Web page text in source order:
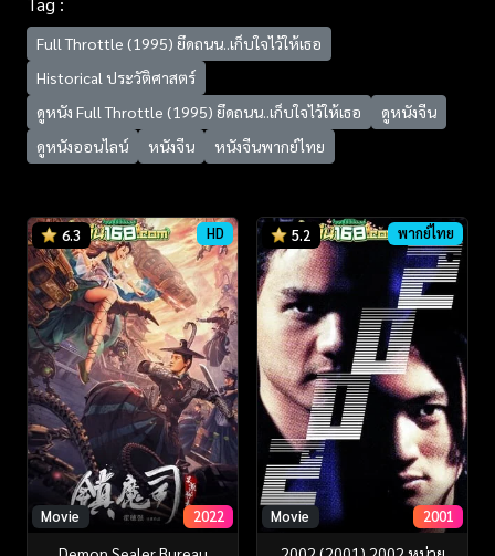
Full Throttle (1995) ยึดถนน..เก็บใจไว้ให้เธอ
Historical ประวัติศาสตร์
ดูหนัง Full Throttle (1995) ยึดถนน..เก็บใจไว้ให้เธอ
ดูหนังจีน
ดูหนังออนไลน์
หนังจีน หนังจีนพากย์ไทย
6.3 HD
Movie 2022
5.2 พากย์ไทย
Movie 2001